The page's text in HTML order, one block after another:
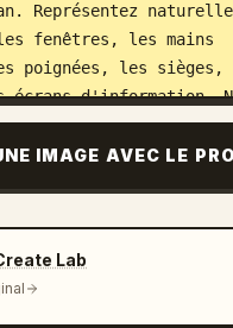
Représentez
fenêtres, les mains
poignées, les sièges,
écrans d'information.
l'espace ressemble
propre. Donnez-
capture d'écran d'une
un smartphone. Le
IMAGE AVEC LE
Lab